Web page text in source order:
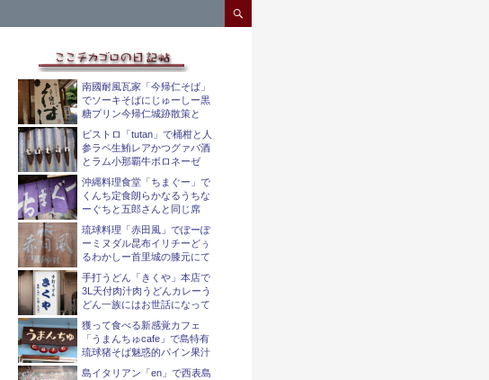
南國耐風瓦家「今帰仁そば」
でソーキそばにじゅーしー黒
糖プリン今帰仁城跡散策と
ビストロ「tutan」で桶柑と人
参ラペ生鮪レアかつグァバ酒
とラム小那覇牛ボロネーゼ
沖縄料理食堂「ちまぐー」で
くんち定食朗らかなるうちな
ーぐちと五郎さんと同じ席
琉球料理「赤田風」でぽーぽ
ーミヌダル昆布イリチーどぅ
るわかしー首里城の膝元にて
手打うどん「きくや」本店で
3L天付肉汁肉うどんカレーう
どん一族にはお世話になって
獲って食べる新感覚カフェ
「うまんちゅcafe」で島特有
琉球猪そば魅惑的パイン果汁
島イタリアン「en」で西表島